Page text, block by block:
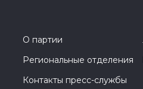
О партии
Региональные отделения
Контакты пресс-службы